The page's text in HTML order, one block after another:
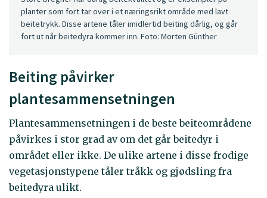
planter som fort tar over i et næringsrikt område med lavt
beitetrykk. Disse artene tåler imidlertid beiting dårlig, og går
fort ut når beitedyra kommer inn. Foto: Morten Günther
Beiting påvirker
plantesammensetningen
Plantesammensetningen i de beste beiteområdene
påvirkes i stor grad av om det går beitedyr i
området eller ikke. De ulike artene i disse frodige
vegetasjonstypene tåler tråkk og gjødsling fra
beitedyra ulikt.